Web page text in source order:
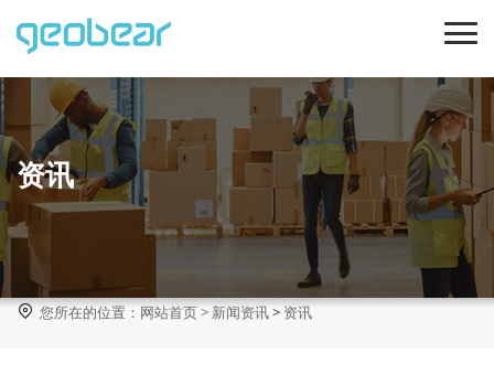
资讯
 您所在的位置： 网站首页> 新闻资讯> 资讯